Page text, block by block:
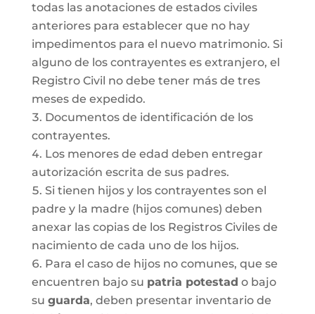
todas las anotaciones de estados civiles
anteriores para establecer que no hay
impedimentos para el nuevo matrimonio. Si
alguno de los contrayentes es extranjero, el
Registro Civil no debe tener más de tres
meses de expedido.
Documentos de identificación de los
contrayentes.
Los menores de edad deben entregar
autorización escrita de sus padres.
Si tienen hijos y los contrayentes son el
padre y la madre (hijos comunes) deben
anexar las copias de los Registros Civiles de
nacimiento de cada uno de los hijos.
Para el caso de hijos no comunes, que se
encuentren bajo su patria potestad o bajo
su guarda, deben presentar inventario de